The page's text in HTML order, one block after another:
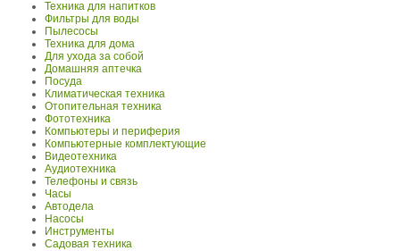
Техника для напитков
Фильтры для воды
Пылесосы
Техника для дома
Для ухода за собой
Домашняя аптечка
Посуда
Климатическая техника
Отопительная техника
Фототехника
Компьютеры и периферия
Компьютерные комплектующие
Видеотехника
Аудиотехника
Телефоны и связь
Часы
Автодела
Насосы
Инструменты
Садовая техника